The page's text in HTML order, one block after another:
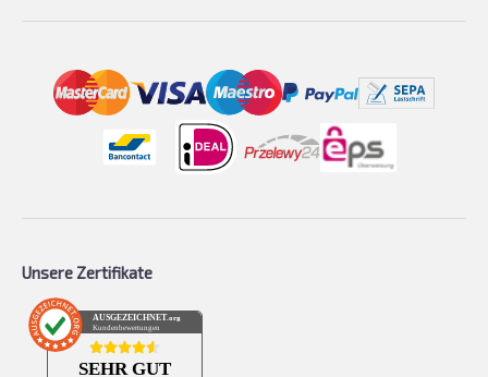
Unsere Zertifikate
AUSGEZEICHNET .org
Kundenbewertungen
SEHR GUT